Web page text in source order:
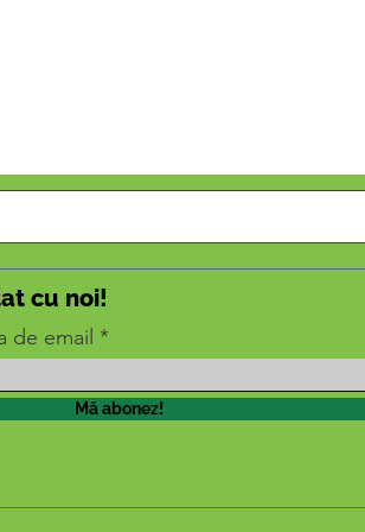
cu noi!
de email
Mă abonez!